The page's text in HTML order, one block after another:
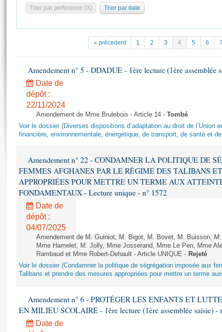
Pétitions
Projets de loi
Propositions de loi
Amendements
Textes adoptés
Rapports d'information
Rapports d'enquête
Rapports législatifs
Rapports sur l'application des lois
Baromètre de l’application des lois
Dossiers législatifs
Budget et sécurité sociale
Questions écrites et orales
Comptes rendus des débats
Statistiques et chiffres clés
Documents de référence
( Constitution | Règlement de l'Assemblée ... )
Histoire
Juniors
Anciennes législatures
Liens vers les sites publics
Contacts et plan d'accès
Photos libres de droit
Trier par pertinence (X) Trier par date
« précedent 1 2 3 4 5 6
Amendement n° 5 - DDADUE - 1ère lecture (1ère assemblée
Date de
dépôt :
22/11/2024
Amendement de Mme Brulebois - Article 14 - Tombé
Voir le dossier (Diverses dispositions d’adaptation au droit de l’Union
financière, environnementale, énergétique, de transport, de santé et
Amendement n° 22 - CONDAMNER LA POLITIQUE DE
FEMMES AFGHANES PAR LE RÉGIME DES TALIBANS
APPROPRIÉES POUR METTRE UN TERME AUX
FONDAMENTAUX - Lecture unique - n° 1572
Date de
dépôt :
04/07/2025
Amendement de M. Guiniot, M. Bigot, M. Bovet, M. Buisson,
Mme Hamelet, M. Jolly, Mme Josserand, Mme Le Pen, Mme
Rambaud et Mme Robert-Dehault - Article UNIQUE - Rejeté
Voir le dossier (Condamner la politique de ségrégation imposée aux
Talibans et prendre des mesures appropriées pour mettre un terme
Amendement n° 6 - PROTÉGER LES ENFANTS ET
EN MILIEU SCOLAIRE - 1ère lecture (1ère assemblée saisie) -
Date de